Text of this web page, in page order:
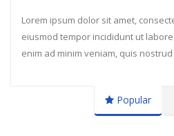
Lorem ipsum dolor sit amet,
eiusmod tempor incididunt ut
enim ad minim veniam, quis
Popular